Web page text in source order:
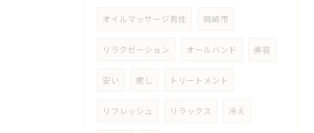
オイルマッサージ男性 岡崎市
リラクゼーション オールハンド 美容
安い 癒し トリートメント
リフレッシュ リラックス 冷え